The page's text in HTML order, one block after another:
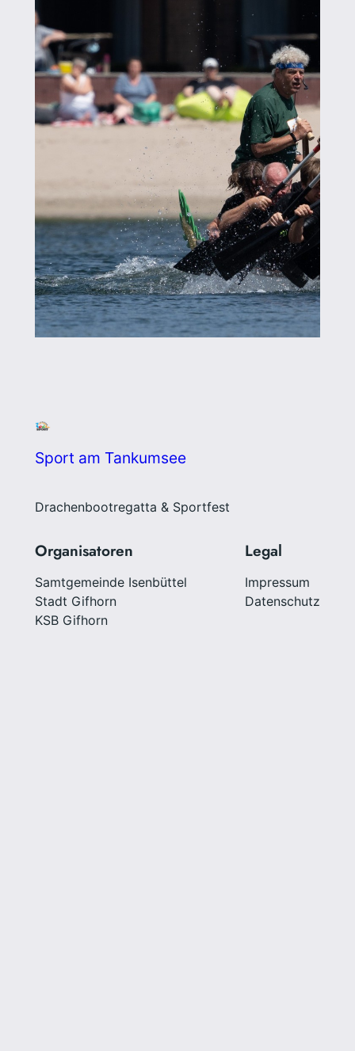
Sport am Tankumsee
Drachenbootregatta & Sportfest
Organisatoren
Samtgemeinde Isenbüttel
Stadt Gifhorn
KSB Gifhorn
Legal
Impressum
Datenschutz